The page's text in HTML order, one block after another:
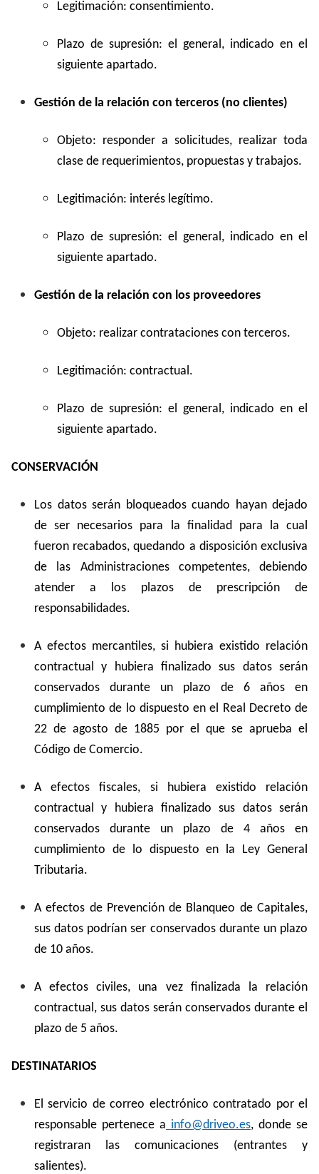
Legitimación: consentimiento.
Plazo de supresión: el general, indicado en el
siguiente apartado.
Gestión de la relación con terceros (no clientes)
Objeto: responder a solicitudes, realizar toda
clase de requerimientos, propuestas y trabajos.
Legitimación: interés legítimo.
Plazo de supresión: el general, indicado en el
siguiente apartado.
Gestión de la relación con los proveedores
Objeto: realizar contrataciones con terceros.
Legitimación: contractual.
Plazo de supresión: el general, indicado en el
siguiente apartado.
CONSERVACIÓN
Los datos serán bloqueados cuando hayan dejado
de ser necesarios para la finalidad para la cual
fueron recabados, quedando a disposición exclusiva
de las Administraciones competentes, debiendo
atender a los plazos de prescripción de
responsabilidades.
A efectos mercantiles, si hubiera existido relación
contractual y hubiera finalizado sus datos serán
conservados durante un plazo de 6 años en
cumplimiento de lo dispuesto en el Real Decreto de
22 de agosto de 1885 por el que se aprueba el
Código de Comercio.
A efectos fiscales, si hubiera existido relación
contractual y hubiera finalizado sus datos serán
conservados durante un plazo de 4 años en
cumplimiento de lo dispuesto en la Ley General
Tributaria.
A efectos de Prevención de Blanqueo de Capitales,
sus datos podrían ser conservados durante un plazo
de 10 años.
A efectos civiles, una vez finalizada la relación
contractual, sus datos serán conservados durante el
plazo de 5 años.
DESTINATARIOS
El servicio de correo electrónico contratado por el
responsable pertenece a info@driveo.es, donde se
registraran las comunicaciones (entrantes y
salientes).